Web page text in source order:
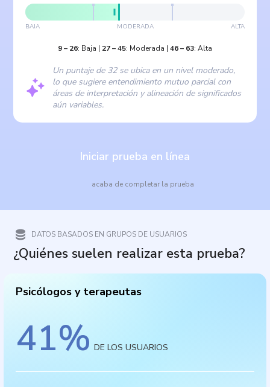
BAJA MODERADA ALTA
9– 26: Baja | 27–45: Moderada | 46– 63: Alta
Un puntaje de 32 se ubica en un nivel moderado,
lo que sugiere entendimiento mutuo parcial con
áreas de interpretación y alineación de significados
aún variables.
Iniciar prueba en línea
acaba de completar la prueba
DATOS BASADOS EN GRUPOS DE USUARIOS
¿Quiénes suelen realizar esta prueba?
Psicólogos y terapeutas
41% DE LOS USUARIOS